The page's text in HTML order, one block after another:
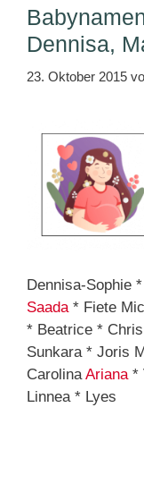
Dennisa,
23. Oktober 2015
Dennisa-Sophie
Saada* Fiete
* Beatrice *
Sunkara * Joris
CarolinaAriana*
Linnea * Lyes